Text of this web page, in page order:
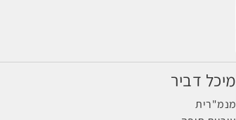
מיכל דביר
מנמ"רית